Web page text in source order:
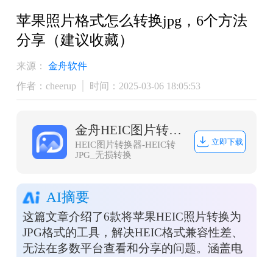
苹果照片格式怎么转换jpg，6个方法
分享（建议收藏）
来源：
金舟软件
作者：cheerup
时间：2025-03-06 18:05:53
金舟HEIC图片转换器
HEIC图片转换器-HEIC转
JPG_无损转换
立即下载
AI摘要
这篇文章介绍了6款将苹果HEIC照片转换为
JPG格式的工具，解决HEIC格式兼容性差、
无法在多数平台查看和分享的问题。涵盖电